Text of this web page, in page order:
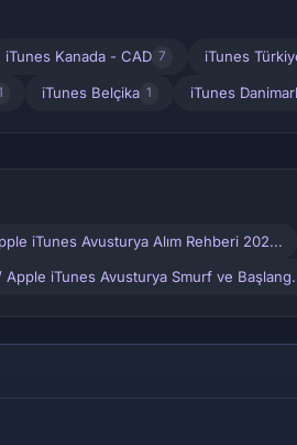
iTunes Kanada - CAD 7 iTunes
iTunes Belçika 1 iTunes
iTunes Avusturya Alım Rehberi 202...
Apple iTunes Avusturya Smurf ve